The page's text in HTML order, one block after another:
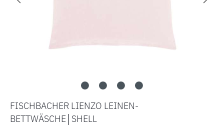
FISCHBACHER LIENZO LEINEN-
BETTWÄSCHE│SHELL